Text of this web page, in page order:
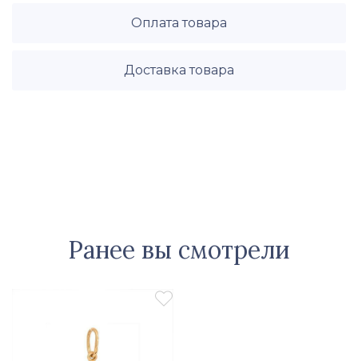
Оплата товара
Доставка товара
Ранее вы смотрели
